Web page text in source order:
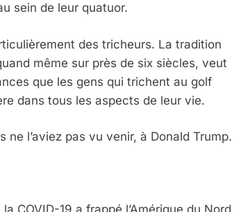
sein de leur quatuor.
des tricheurs. La tradition
même sur près de six siècles, veut
que les gens qui trichent au golf
dans tous les aspects de leur vie.
ne l’aviez pas vu venir, à Donald Trump.